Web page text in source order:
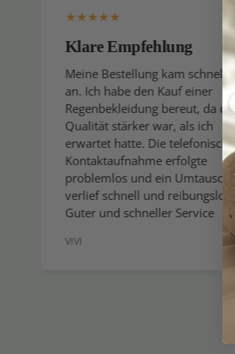
Klare Empfehlung
Meine Bestellung kam schnell
an. Ich habe den Kauf einer
Regenbekleidung bereut, da die
Qualität stärker war, als ich
erwartet hatte. Die telefonische
Kontaktaufnahme erfolgte
problemlos und ein Umtausch
verlief schnell und reibungslos.
Guter und schneller Service
VIVI